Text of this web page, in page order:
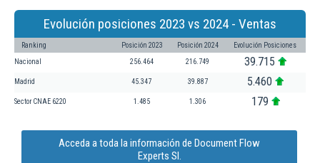
Evolución posiciones 2023 vs 2024 - Ventas
Ranking Posición 2023 Posición 2024 Evolución Posiciones
Nacional 256.464 216.749 39.715
Madrid 45.347 39.887 5.460
Sector CNAE 6220 1.485 1.306 179
Acceda a toda la información de Document Flow
Experts Sl.